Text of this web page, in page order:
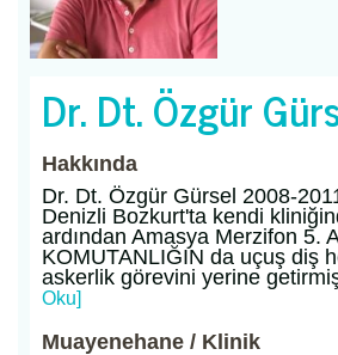
Dr. Dt. Özgür
Hakkında
Dr. Dt. Özgür Gürsel 2008-
Denizli Bozkurt'ta kendi
ardından Amasya Merzifon 5.
KOMUTANLIĞIN da uçuş diş
askerlik görevini yerine
Oku]
Muayenehane / Klinik